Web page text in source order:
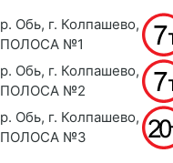
р. Обь, г. Колпашево,
ПОЛОСА №1
р. Обь, г. Колпашево,
ПОЛОСА №2
р. Обь, г. Колпашево,
ПОЛОСА №3